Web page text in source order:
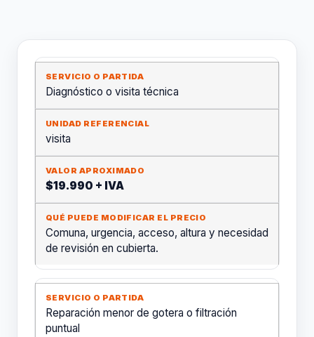
Diagnóstico o visita técnica
visita
$19.990 + IVA
Comuna, urgencia, acceso, altura y necesidad
de revisión en cubierta.
Reparación menor de gotera o filtración
puntual